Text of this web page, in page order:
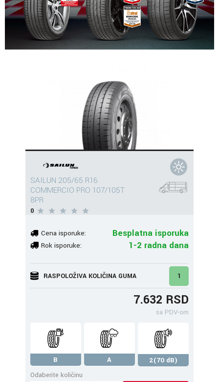
SAILUN 205/65 R16
COMMERCIO PRO 107/105T
8PR
0
Cena isporuke: Besplatna isporuka
Rok isporuke: 1-2 radna dana
RASPOLOŽIVA KOLIČINA GUMA 1
7.632 RSD
sa PDV-om
B A
2(70 dB)
Odaberite količinu